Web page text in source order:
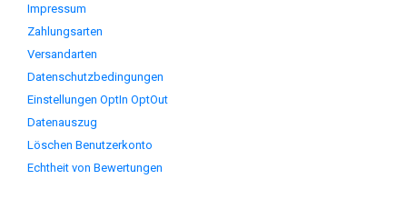
Impressum
Zahlungsarten
Versandarten
Datenschutzbedingungen
Einstellungen OptIn OptOut
Datenauszug
Löschen Benutzerkonto
Echtheit von Bewertungen